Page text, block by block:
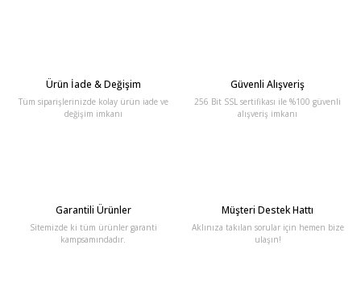
Ürün İade & Değişim
Tüm siparişlerinizde kolay ürün iade ve
değişim imkanı
Güvenli Alışveriş
256 Bit SSL sertifikası ile %100 güvenli
alışveriş imkanı
Garantili Ürünler
Sitemizde ki tüm ürünler garanti
kampsamındadır.
Müşteri Destek Hattı
Aklınıza takılan sorular için hemen bize
ulaşın!